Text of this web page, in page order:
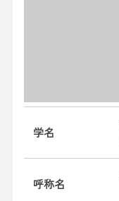
学名
呼称名